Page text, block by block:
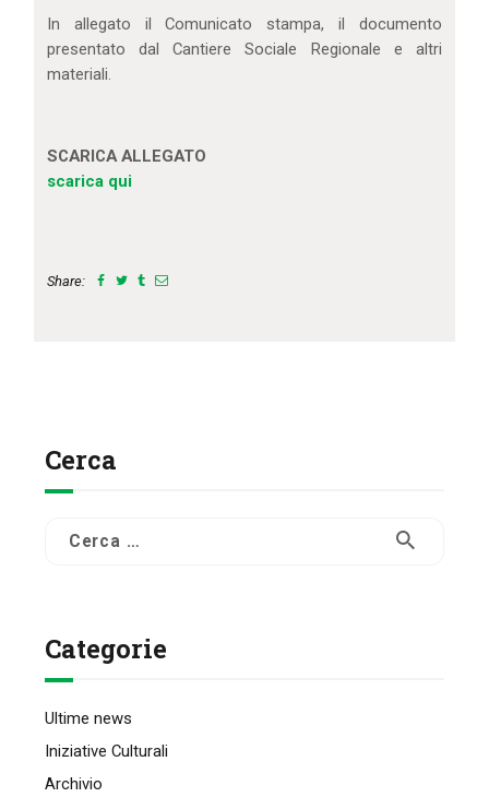
In allegato il Comunicato stampa, il documento
presentato dal Cantiere Sociale Regionale e altri
materiali.
SCARICA ALLEGATO
scarica qui
Share:
Cerca
Categorie
Ultime news
Iniziative Culturali
Archivio